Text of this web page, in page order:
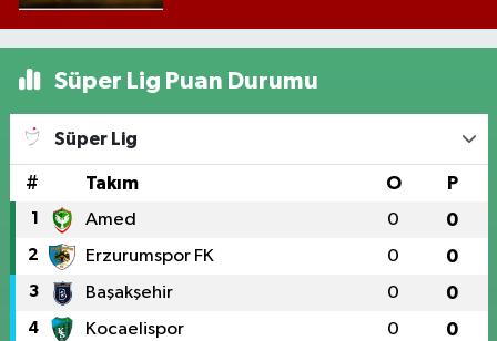
Süper Lig Puan Durumu
Süper Lig
# Takım O P
1 Amed 0 0
2 Erzurumspor FK 0 0
3 Başakşehir 0 0
4 Kocaelispor 0 0